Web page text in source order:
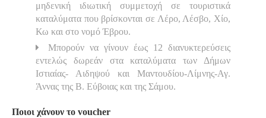
μηδενική ιδιωτική συμμετοχή σε τουριστικά
καταλύματα που βρίσκονται σε Λέρο, Λέσβο, Χίο,
Κω και στο νομό Έβρου.
Μπορούν να γίνουν έως 12 διανυκτερεύσεις
εντελώς δωρεάν στα καταλύματα των Δήμων
Ιστιαίας- Αιδηψού και Μαντουδίου-Λίμνης-Αγ.
Άννας της Β. Εύβοιας και της Σάμου.
Ποιοι χάνουν το voucher